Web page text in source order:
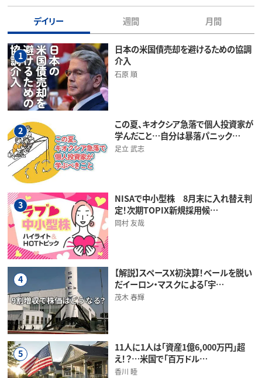
デイリー 週間 月間
1
日本の米国債売却を避けるための協調
介入
石原 順
2
この夏、キオクシア急落で個人投資家が
学んだこと…自分は暴落パニック…
足立 武志
3
NISAで中小型株 8月末に入れ替え判
定！次期TOPIX新規採用候…
岡村 友哉
4
【解説】スペースX初決算！ベールを脱い
だイーロン・マスクによる「宇…
茂木 春輝
5
11人に1人は「資産1億6,000万円」超
え！？…米国で「百万ドル…
香川 睦